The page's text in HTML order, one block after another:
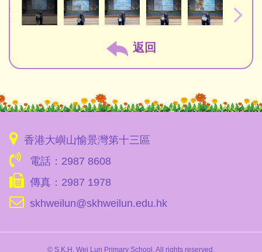
返回
香港大嶼山愉景灣第十三區
電話：2987 8608
傳真：2987 1978
skhweilun@skhweilun.edu.hk
© S.K.H. Wei Lun Primary School. All rights reserved.